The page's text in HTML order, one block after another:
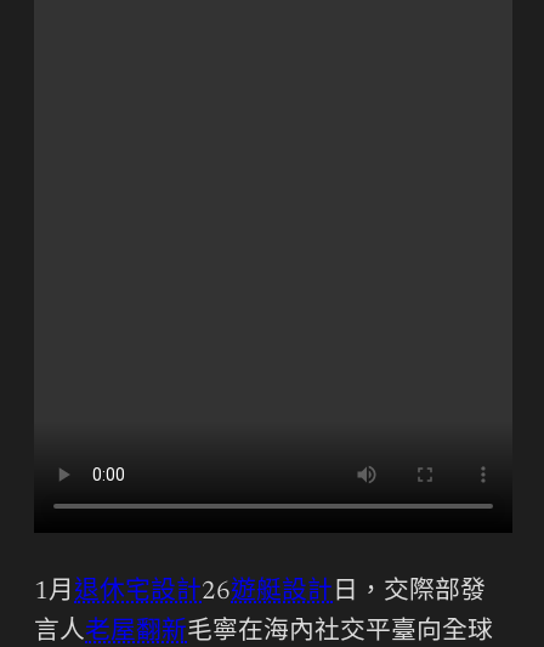
1月退休宅設計26遊艇設計 日，交際部發
言人老屋翻新毛寧在海內社交平臺向全球